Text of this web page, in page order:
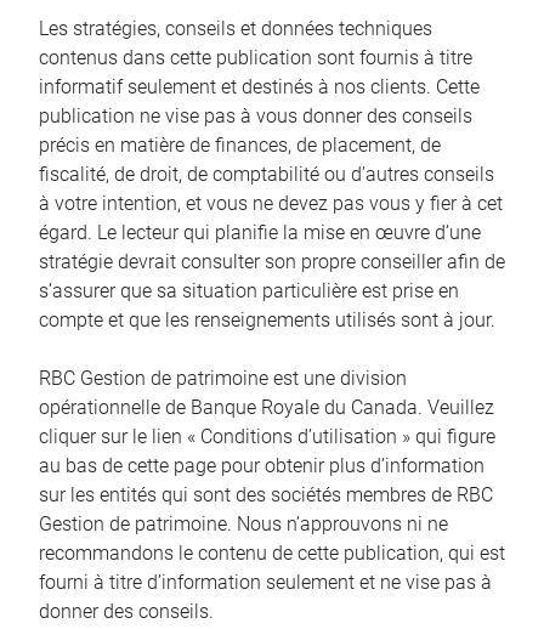
Les stratégies, conseils et données techniques
contenus dans cette publication sont fournis à titre
informatif seulement et destinés à nos clients. Cette
publication ne vise pas à vous donner des conseils
précis en matière de finances, de placement, de
fiscalité, de droit, de comptabilité ou d’autres conseils
à votre intention, et vous ne devez pas vous y fier à cet
égard. Le lecteur qui planifie la mise en œuvre d’une
stratégie devrait consulter son propre conseiller afin de
s’assurer que sa situation particulière est prise en
compte et que les renseignements utilisés sont à jour.
RBC Gestion de patrimoine est une division
opérationnelle de Banque Royale du Canada. Veuillez
cliquer sur le lien « Conditions d’utilisation » qui figure
au bas de cette page pour obtenir plus d’information
sur les entités qui sont des sociétés membres de RBC
Gestion de patrimoine. Nous n’approuvons ni ne
recommandons le contenu de cette publication, qui est
fourni à titre d’information seulement et ne vise pas à
donner des conseils.